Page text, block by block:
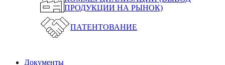
ПРОДУКЦИИ НА РЫНОК)
ПАТЕНТОВАНИЕ
Документы